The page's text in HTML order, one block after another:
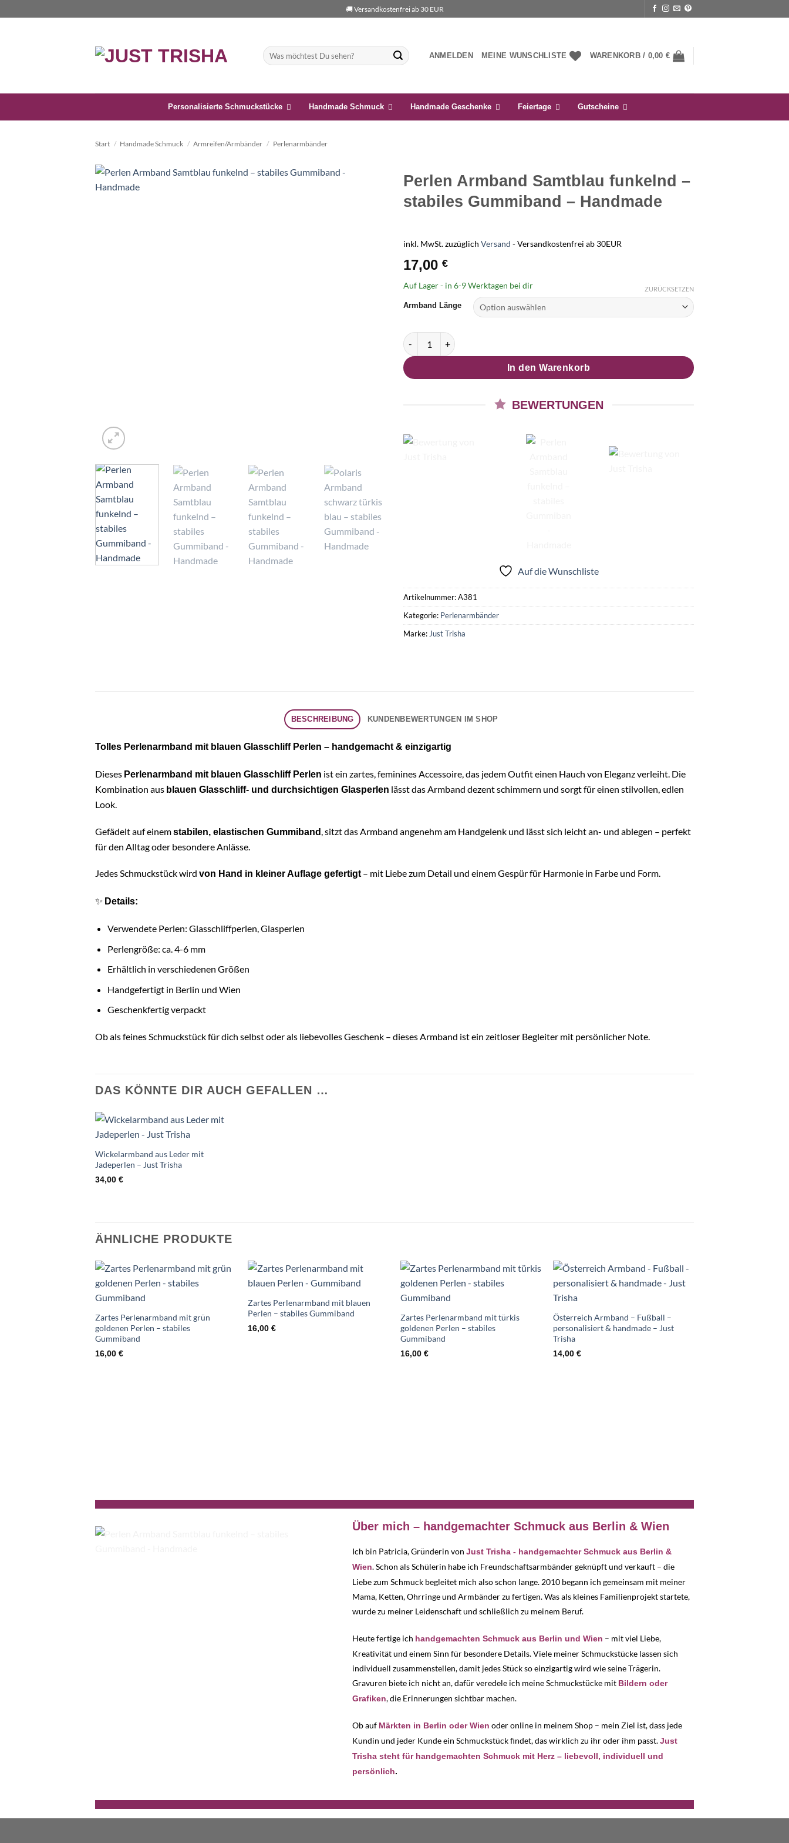
Inhalt
🚚 Versandkostenfrei ab 30 EUR
Suchen
nach:
ANMELDEN MEINE WUNSCHLISTE WARENKORB / 0,00 €
Personalisierte Schmuckstücke Handmade Schmuck Handmade Geschenke Feiertage Gutscheine
Start / Handmade Schmuck / Armreifen/Armbänder / Perlenarmbänder
Perlen Armband Samtblau funkelnd –
stabiles Gummiband – Handmade
inkl. MwSt.zuzüglich Versand - Versandkostenfrei ab 30EUR
17,00 €
Auf Lager - in 6-9 Werktagen bei dir
Armband Länge
ZURÜCKSETZEN
Perlen Armband Samtblau funkelnd – stabiles Gummiband - Handmade Menge
In den Warenkorb
BEWERTUNGEN
Auf die Wunschliste
Artikelnummer:A381
Kategorie: Perlenarmbänder
Marke:Just Trisha
BESCHREIBUNG KUNDENBEWERTUNGEN IM SHOP
Tolles Perlenarmband mit blauen Glasschliff Perlen – handgemacht & einzigartig
Dieses Perlenarmband mit blauen Glasschliff Perlen ist ein zartes, feminines Accessoire, das jedem Outfit einen Hauch von Eleganz verleiht. Die
Kombination aus blauen Glasschliff- und durchsichtigen Glasperlen lässt das Armband dezent schimmern und sorgt für einen stilvollen, edlen
Look.
Gefädelt auf einemstabilen, elastischen Gummiband , sitzt das Armband angenehm am Handgelenk und lässt sich leicht an- und ablegen – perfekt
für den Alltag oder besondere Anlässe.
Jedes Schmuckstück wird von Hand in kleiner Auflage gefertigt – mit Liebe zum Detail und einem Gespür für Harmonie in Farbe und Form.
✨ Details:
Verwendete Perlen: Glasschliffperlen, Glasperlen
Perlengröße: ca. 4-6 mm
Erhältlich in verschiedenen Größen
Handgefertigt in Berlin und Wien
Geschenkfertig verpackt
Ob als feines Schmuckstück für dich selbst oder als liebevolles Geschenk – dieses Armband ist ein zeitloser Begleiter mit persönlicher Note.
DAS KÖNNTE DIR AUCH GEFALLEN …
Wunschliste
Wickelarmband aus Leder mit
Jadeperlen – Just Trisha
34,00 €
ÄHNLICHE PRODUKTE
Zartes Perlenarmband mit grün
goldenen Perlen – stabiles
Gummiband
16,00 €
Wunschliste
Zartes Perlenarmband mit blauen
Perlen – stabiles Gummiband
16,00 €
Zartes Perlenarmband mit türkis
goldenen Perlen – stabiles
Gummiband
16,00 €
Österreich Armband – Fußball –
personalisiert & handmade – Just
Trisha
14,00 €
Über mich – handgemachter Schmuck aus Berlin & Wien
Ich bin Patricia, Gründerin von Just Trisha - handgemachter Schmuck aus Berlin &
Wien. Schon als Schülerin habe ich Freundschaftsarmbänder geknüpft und verkauft – die
Liebe zum Schmuck begleitet mich also schon lange. 2010 begann ich gemeinsam mit meiner
Mama, Ketten, Ohrringe und Armbänder zu fertigen. Was als kleines Familienprojekt startete,
wurde zu meiner Leidenschaft und schließlich zu meinem Beruf.
Heute fertige ich handgemachten Schmuck aus Berlin und Wien – mit viel Liebe,
Kreativität und einem Sinn für besondere Details. Viele meiner Schmuckstücke lassen sich
individuell zusammenstellen, damit jedes Stück so einzigartig wird wie seine Trägerin.
Gravuren biete ich nicht an, dafür veredele ich meine Schmuckstücke mit Bildern oder
Grafiken, die Erinnerungen sichtbar machen.
Ob auf Märkten in Berlin oder Wien oder online in meinem Shop – mein Ziel ist, dass jede
Kundin und jeder Kunde ein Schmuckstück findet, das wirklich zu ihr oder ihm passt.Just
Trisha steht für handgemachten Schmuck mit Herz – liebevoll, individuell und
persönlich.